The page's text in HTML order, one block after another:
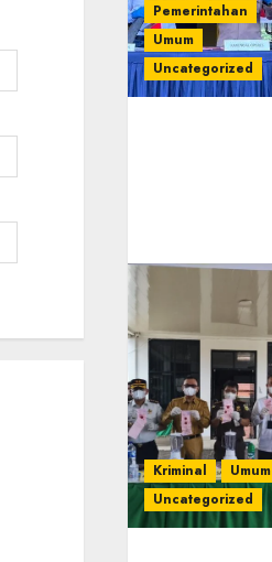
Pemerintahan
Umum
Uncategorized
Kriminal
Umum
Uncategorized